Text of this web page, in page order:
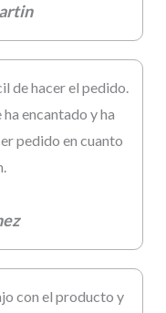
de hacer el pedido.
encantado y ha
pedido en cuanto
con el producto y